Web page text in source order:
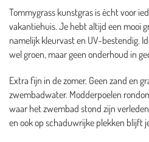
Tommygrass kunstgras is ècht voor
vakantiehuis. Je hebt altijd een mooi
namelijk kleurvast en UV-bestendig.
wel groen, maar geen onderhoud in
Extra fijn in de zomer. Geen zand en
zwembadwater. Modderpoelen
waar het zwembad stond zijn
en ook op schaduwrijke plekken blijft